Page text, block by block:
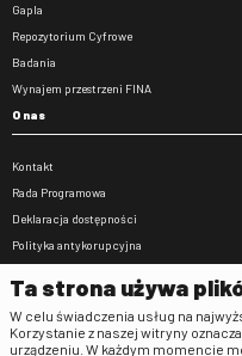
Gapla
Repozytorium Cyfrowe
Badania
Wynajem przestrzeni FINA
O nas
Kontakt
Rada Programowa
Deklaracja dostępności
Polityka antykorupcyjna
Zamówienia publiczne
Praca w FINA
Regulaminy
Ta strona używa
W celu świadczenia usług na
Korzystanie z naszej witryny
urządzeniu. W każdym momencie